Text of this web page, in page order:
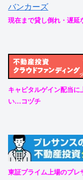
バンカーズ
現在まで貸し倒れ・遅
キャピタルゲイン配当
い…コヅチ
東証プライム上場のプ